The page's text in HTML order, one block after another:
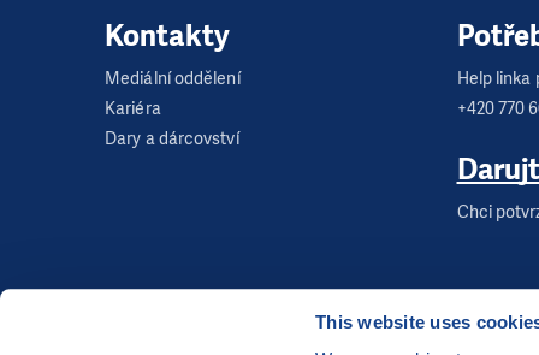
This website uses
Mánesova 1522,
Masarykovo
Kontakty
Mediální oddělení
Kariéra
Dary a dárcovství
Help linka
+420 770
Chci